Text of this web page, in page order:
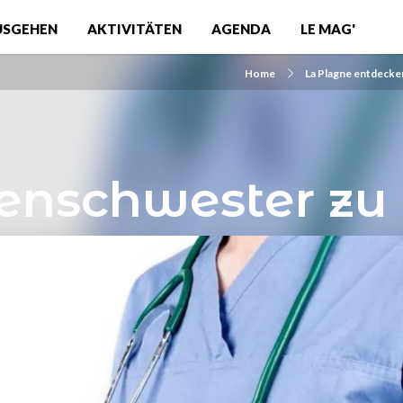
AKTIVITÄTEN AGENDA LE MAG'
Home La Plagne
zu